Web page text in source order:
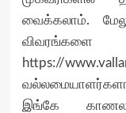
வைக்கலாம்.
விவரங்களை
https://
இங்கே